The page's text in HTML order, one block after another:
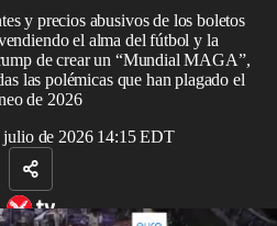
y precios abusivos de los boletos
el alma del fútbol y la
de crear un “Mundial MAGA”,
las polémicas que han plagado el
de 2026
julio de 2026 14:15 EDT